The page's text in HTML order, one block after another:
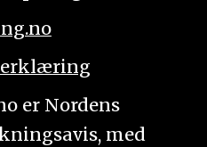
er Nordens
med